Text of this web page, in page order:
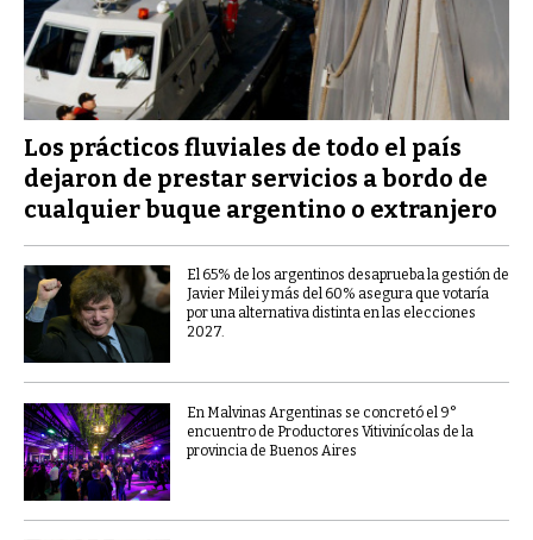
Los prácticos fluviales de todo el país
dejaron de prestar servicios a bordo de
cualquier buque argentino o extranjero
El 65% de los argentinos desaprueba la gestión de
Javier Milei y más del 60% asegura que votaría
por una alternativa distinta en las elecciones
2027.
En Malvinas Argentinas se concretó el 9°
encuentro de Productores Vitivinícolas de la
provincia de Buenos Aires